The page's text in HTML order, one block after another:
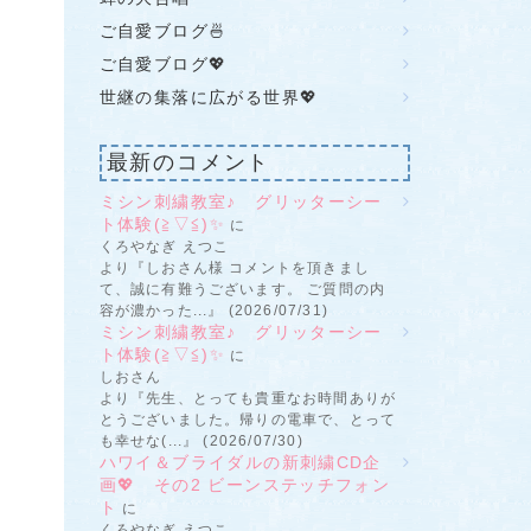
ご自愛ブログ🍜
ご自愛ブログ💖
世継の集落に広がる世界💖
最新のコメント
ミシン刺繍教室♪ グリッターシー
ト体験(≧▽≦)✨ に
くろやなぎ えつこ
より『しおさん様 コメントを頂きまし
て、誠に有難うございます。 ご質問の内
容が濃かった...』 (2026/07/31)
ミシン刺繍教室♪ グリッターシー
ト体験(≧▽≦)✨ に
しおさん
より『先生、とっても貴重なお時間ありが
とうございました。帰りの電車で、とって
も幸せな(...』 (2026/07/30)
ハワイ＆ブライダルの新刺繍CD企
画💖 その2 ビーンステッチフォン
ト
に